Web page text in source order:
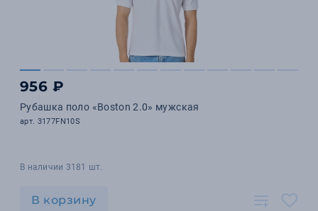
956 ₽
Рубашка поло «Boston 2.0» мужская
арт. 3177FN10S
В наличии 3181 шт.
В корзину